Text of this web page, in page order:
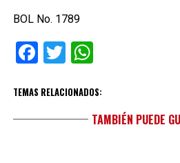
BOL No. 1789
Facebook
TwitterWhatsApp
TEMAS RELACIONADOS:
TAMBIÉN PUEDE